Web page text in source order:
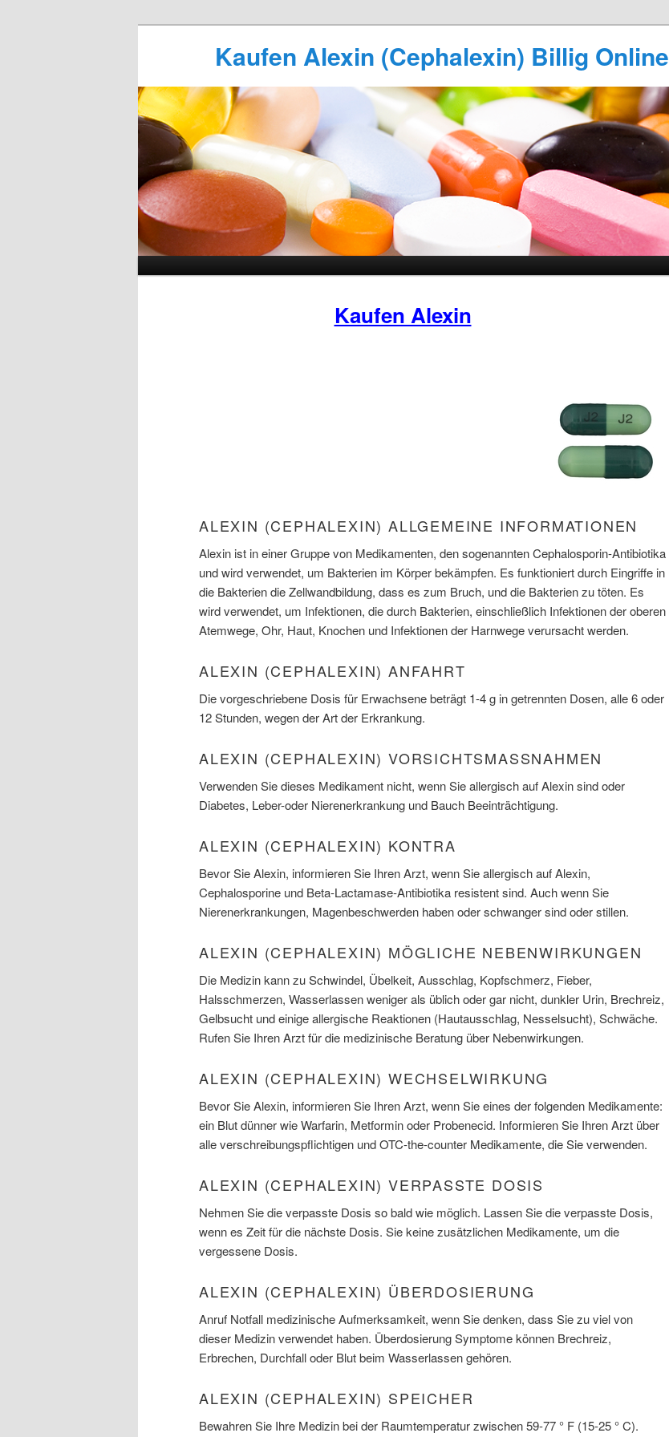
Kaufen Alexin (Cephalexin) Billig Online
Kaufen Alexin
ALEXIN (CEPHALEXIN) ALLGEMEINE INFORMATIONEN
Alexin ist in einer Gruppe von Medikamenten, den sogenannten Cephalosporin-Antibiotika
und wird verwendet, um Bakterien im Körper bekämpfen. Es funktioniert durch Eingriffe in
die Bakterien die Zellwandbildung, dass es zum Bruch, und die Bakterien zu töten. Es
wird verwendet, um Infektionen, die durch Bakterien, einschließlich Infektionen der oberen
Atemwege, Ohr, Haut, Knochen und Infektionen der Harnwege verursacht werden.
ALEXIN (CEPHALEXIN) ANFAHRT
Die vorgeschriebene Dosis für Erwachsene beträgt 1-4 g in getrennten Dosen, alle 6 oder
12 Stunden, wegen der Art der Erkrankung.
ALEXIN (CEPHALEXIN) VORSICHTSMASSNAHMEN
Verwenden Sie dieses Medikament nicht, wenn Sie allergisch auf Alexin sind oder
Diabetes, Leber-oder Nierenerkrankung und Bauch Beeinträchtigung.
ALEXIN (CEPHALEXIN) KONTRA
Bevor Sie Alexin, informieren Sie Ihren Arzt, wenn Sie allergisch auf Alexin,
Cephalosporine und Beta-Lactamase-Antibiotika resistent sind. Auch wenn Sie
Nierenerkrankungen, Magenbeschwerden haben oder schwanger sind oder stillen.
ALEXIN (CEPHALEXIN) MÖGLICHE NEBENWIRKUNGEN
Die Medizin kann zu Schwindel, Übelkeit, Ausschlag, Kopfschmerz, Fieber,
Halsschmerzen, Wasserlassen weniger als üblich oder gar nicht, dunkler Urin, Brechreiz,
Gelbsucht und einige allergische Reaktionen (Hautausschlag, Nesselsucht), Schwäche.
Rufen Sie Ihren Arzt für die medizinische Beratung über Nebenwirkungen.
ALEXIN (CEPHALEXIN) WECHSELWIRKUNG
Bevor Sie Alexin, informieren Sie Ihren Arzt, wenn Sie eines der folgenden Medikamente:
ein Blut dünner wie Warfarin, Metformin oder Probenecid. Informieren Sie Ihren Arzt über
alle verschreibungspflichtigen und OTC-the-counter Medikamente, die Sie verwenden.
ALEXIN (CEPHALEXIN) VERPASSTE DOSIS
Nehmen Sie die verpasste Dosis so bald wie möglich. Lassen Sie die verpasste Dosis,
wenn es Zeit für die nächste Dosis. Sie keine zusätzlichen Medikamente, um die
vergessene Dosis.
ALEXIN (CEPHALEXIN) ÜBERDOSIERUNG
Anruf Notfall medizinische Aufmerksamkeit, wenn Sie denken, dass Sie zu viel von
dieser Medizin verwendet haben. Überdosierung Symptome können Brechreiz,
Erbrechen, Durchfall oder Blut beim Wasserlassen gehören.
ALEXIN (CEPHALEXIN) SPEICHER
Bewahren Sie Ihre Medizin bei der Raumtemperatur zwischen 59-77 ° F (15-25 ° C).